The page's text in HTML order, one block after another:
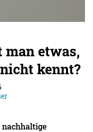
etwas,
kennt?
nachhaltige